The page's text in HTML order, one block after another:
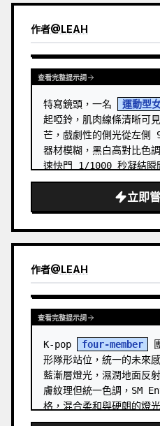
作者@LEAH
查看完整提示詞
特寫鏡頭，一名 運動型
起啞鈴，肌肉線條清晰可
芒，戲劇性的側光從左側
器材模糊，黑白高對比色
速快門 1/1000 秒凝結瞬
果，1:1 方形構圖，邊緣
立即
作者@LEAH
查看完整提示詞
K-pop four-member
形隊形站位，統一的未來
藍漸層燈光，濕潤地面反
膚紋理但統一色調，SM
格，混合柔和與硬朗的燈
感，16:9 專輯概念照構圖